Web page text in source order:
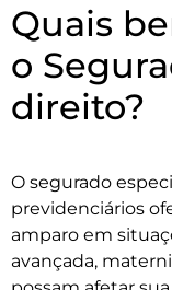
Quais
o
direito?
O segurado
previdenciários
amparo em
avançada,